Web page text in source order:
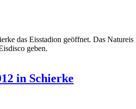
das Eisstadion geöffnet. Das
geben.
in Schierke